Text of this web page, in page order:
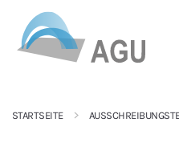
Skip to main content
STARTSEITE